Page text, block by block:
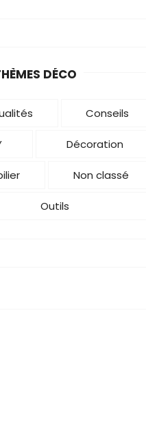
DÉCO
Conseils
Décoration
Non classé
Outils